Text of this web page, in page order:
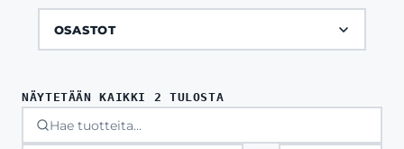
OSASTOT
NÄYTETÄÄN KAIKKI 2 TULOSTASORTED